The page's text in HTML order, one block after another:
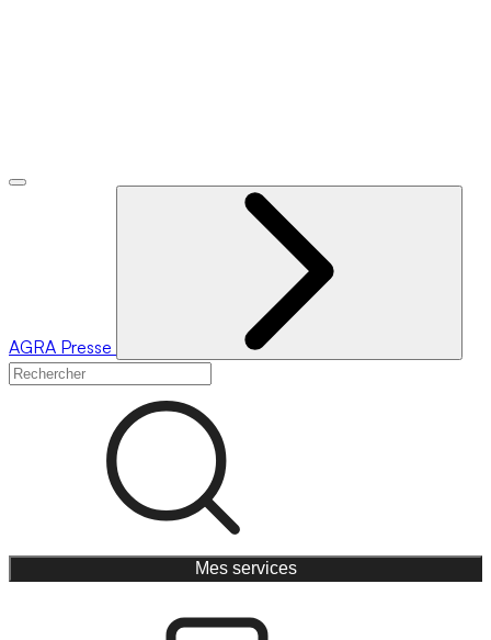
AGRA Presse
Mes services